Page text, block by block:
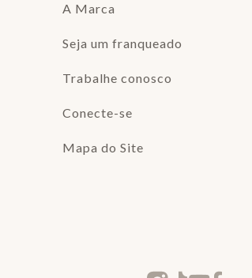
A Marca
Seja um franqueado
Trabalhe conosco
Conecte-se
Mapa do Site